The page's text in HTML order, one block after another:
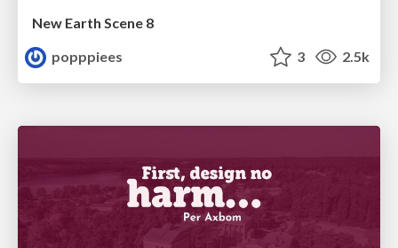
New Earth Scene 8
popppiees
3 2.5k